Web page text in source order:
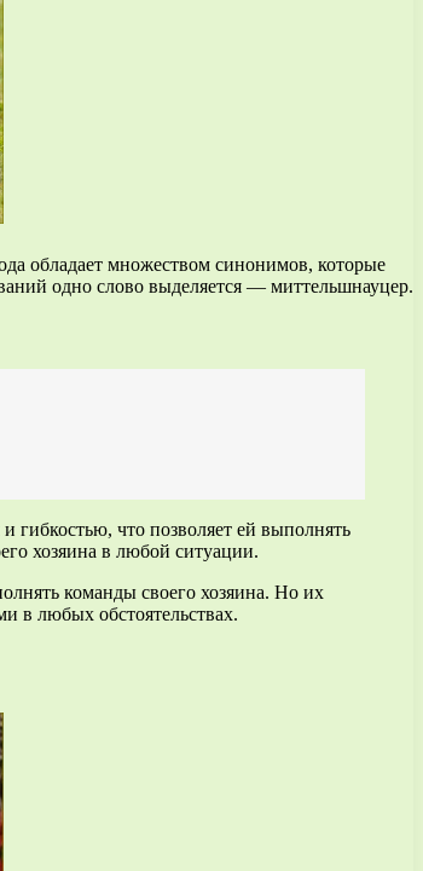
обладает множеством синонимов, которые
одно слово выделяется — миттельшнауцер.
гибкостью, что позволяет ей выполнять
хозяина в любой ситуации.
команды своего хозяина. Но их
в любых обстоятельствах.